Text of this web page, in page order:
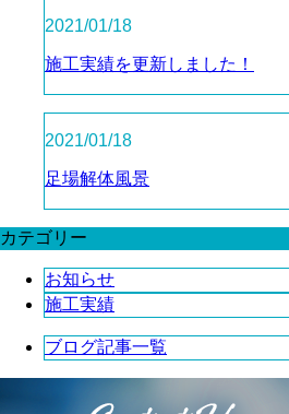
2021/01/18
施工実績を更新しました！
2021/01/18
足場解体風景
カテゴリー
お知らせ
施工実績
ブログ記事一覧